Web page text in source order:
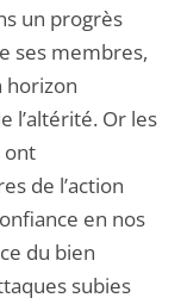
un progrès
ses membres,
horizon
l’altérité. Or les
ont
de l’action
en nos
du bien
subies